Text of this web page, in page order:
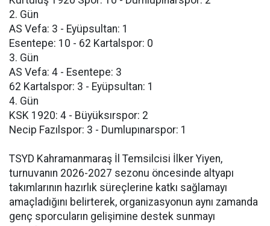
2. Gün
AS Vefa: 3 - Eyüpsultan: 1
Esentepe: 10 - 62 Kartalspor: 0
3. Gün
AS Vefa: 4 - Esentepe: 3
62 Kartalspor: 3 - Eyüpsultan: 1
4. Gün
KSK 1920: 4 - Büyüksırspor: 2
Necip Fazılspor: 3 - Dumlupınarspor: 1
TSYD Kahramanmaraş İl Temsilcisi İlker Yiyen,
turnuvanın 2026-2027 sezonu öncesinde altyapı
takımlarının hazırlık süreçlerine katkı sağlamayı
amaçladığını belirterek, organizasyonun aynı zamanda
genç sporcuların gelişimine destek sunmayı